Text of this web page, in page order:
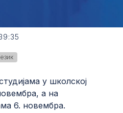
у школској
а на
6. новембра.